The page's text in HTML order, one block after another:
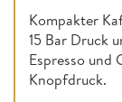
Kompakter
15 Bar Druck
Espresso und
Knopfdruck.